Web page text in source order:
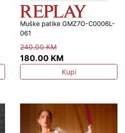
Muške patike GMZ7O-C0006L-
061
240.00 KM
180.00 KM
Kupi